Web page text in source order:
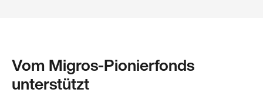
Vom Migros-Pionierfonds
unterstützt